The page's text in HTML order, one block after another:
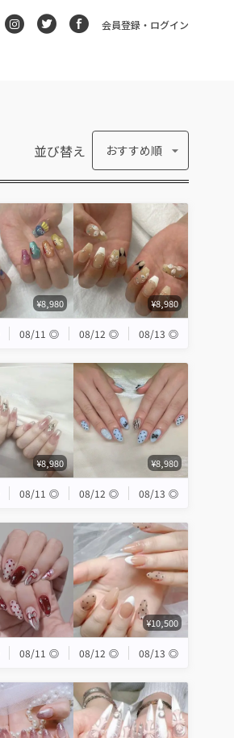
会員登録・ログイン
並び替え おすすめ順
¥8,980 ¥8,980
08/11 ◎ 08/12 ◎ 08/13 ◎
¥8,980 ¥8,980
08/11 ◎ 08/12 ◎ 08/13 ◎
¥10,500
08/11 ◎ 08/12 ◎ 08/13 ◎